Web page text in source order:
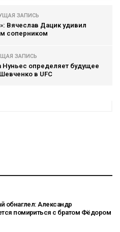
ЗАПИСЬ
Вячеслав Дацик удивил
соперником
ЗАПИСЬ
определяет будущее
в UFC
обнаглел: Александр
помириться с братом Фёдором